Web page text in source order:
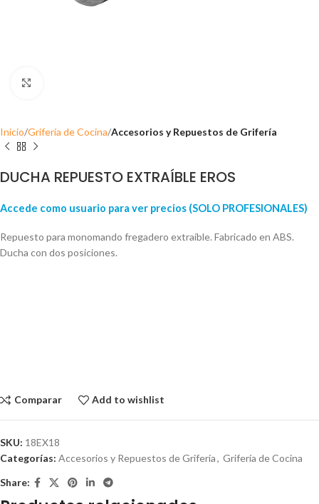
Inicio Grifería de Cocina Accesorios y Repuestos de Grifería
DUCHA REPUESTO EXTRAÍBLE EROS
Accede como usuario para ver precios (SOLO PROFESIONALES)
Repuesto para monomando fregadero extraíble. Fabricado en ABS.
Ducha con dos posiciones.
Comparar Add to wishlist
SKU: 18EX18
Categorías: Accesorios y Repuestos de Grifería, Grifería de Cocina
Share: